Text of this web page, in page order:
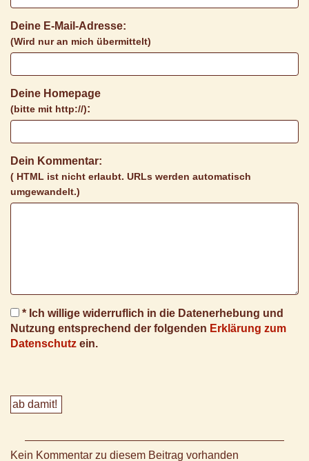
Deine E-Mail-Adresse:
(Wird nur an mich übermittelt)
Deine Homepage
(bitte mit http://):
Dein Kommentar:
( HTML ist nicht erlaubt. URLs werden automatisch
umgewandelt.)
* Ich willige widerruflich in die Datenerhebung und
Nutzung entsprechend der folgenden Erklärung zum
Datenschutz ein.
Kein Kommentar zu diesem Beitrag vorhanden